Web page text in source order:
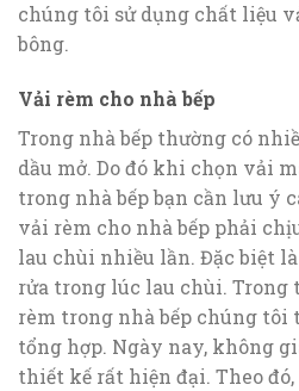
chúng tôi sử dụng chất liệu
bông.
Vải rèm cho nhà bếp
Trong nhà bếp thường có
dầu mở. Do đó khi chọn vải
trong nhà bếp bạn cần lưu ý
vải rèm cho nhà bếp phải
lau chùi nhiều lần. Đặc biệt
rửa trong lúc lau chùi. Trong
rèm trong nhà bếp chúng tôi
tổng hợp. Ngày nay, không
thiết kế rất hiện đại. Theo